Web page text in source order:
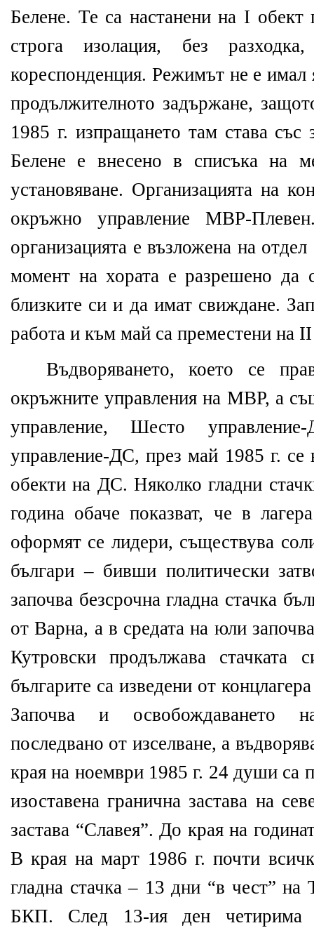
Белене. Те са настанени на І
строга изолация, без
кореспонденция. Режимът не е имал
продължителното задържане,
1985 г. изпращането там става със
Белене е внесено в списъка на
установяване. Организацията на
окръжно управление МВР-
организацията е възложена на
момент на хората е разрешено да
близките си и да имат свиждане.
работа и към май са преместени на
Въдворяването, което се
окръжните управления на МВР, а
управление, Шесто
управление-ДС, през май 1985 г. се
обекти на ДС. Няколко гладни
година обаче показват, че в
оформят се лидери, съществува
българи – бивши политически
започва безсрочна гладна стачка
от Варна, а в средата на юли
Кутровски продължава
българите са изведени от
Започва и освобождаването
последвано от изселване, а
края на ноември 1985 г. 24 души са
изоставена гранична застава на
застава “Славея”. До края на
В края на март 1986 г. почти
гладна стачка – 13 дни “в чест” на
БКП. След 13-ия ден четирима